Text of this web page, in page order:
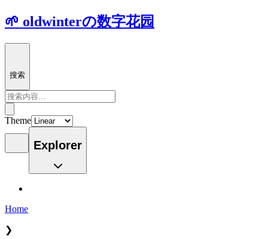
🌱 oldwinterの数字花园
搜索
Theme
Explorer
Home
❯